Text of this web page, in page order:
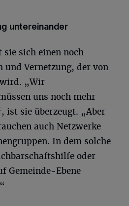
untereinander
sich einen noch
und Vernetzung, der von
„Wir
uns noch mehr
ist sie überzeugt. „Aber
auch Netzwerke
In dem solche
oder
Gemeinde-Ebene